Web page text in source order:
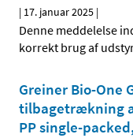
| 17. januar 2025 |
Denne meddelelse
korrekt brug af
Greiner Bio-One
tilbagetrækning
PP single-